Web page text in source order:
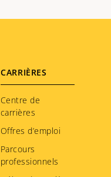
CARRIÈRES
Centre de
carrières
Offres d’emploi
Parcours
professionnels